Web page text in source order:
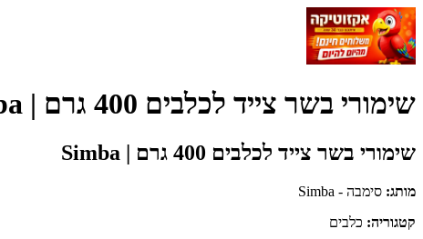
שימורי בשר צייד לכלבים 400 גרם | Simba - סימבה - Simba
שימורי בשר צייד לכלבים 400 גרם | Simba
מותג: סימבה - Simba
קטגוריה: כלבים